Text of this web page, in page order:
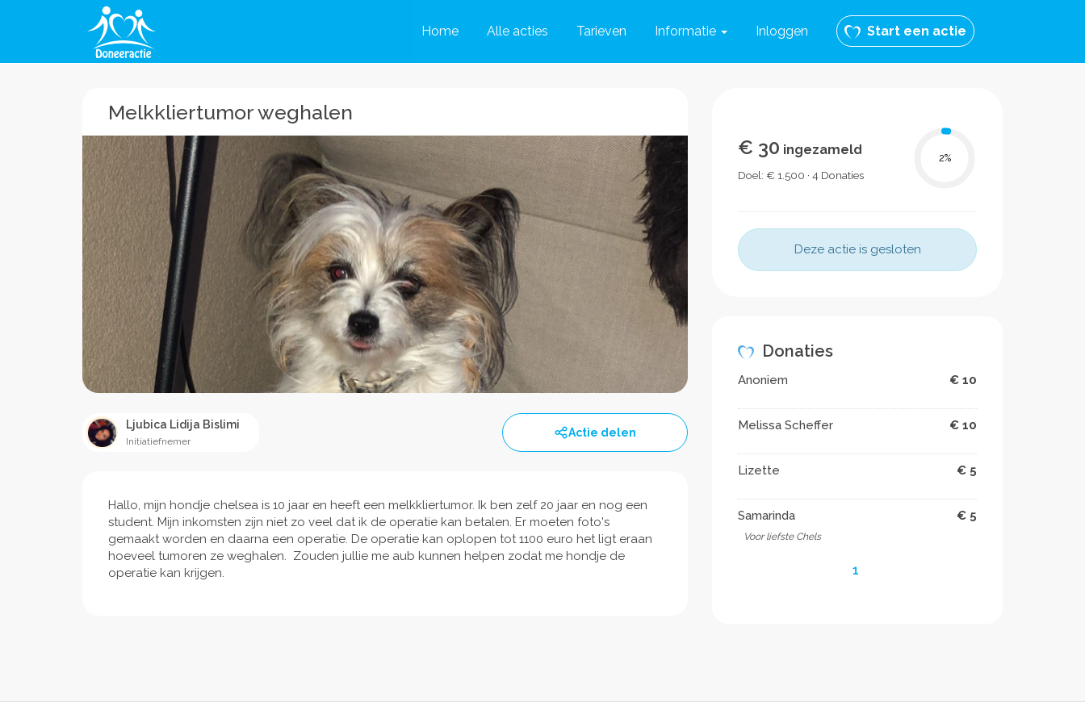
Home Alle acties Tarieven Informatie Inloggen Start een actie
Melkkliertumor weghalen
Ljubica Lidija Bislimi
Initiatiefnemer
Actie delen
Hallo, mijn hondje chelsea is 10 jaar en heeft een melkkliertumor. Ik ben zelf 20 jaar en nog een
student. Mijn inkomsten zijn niet zo veel dat ik de operatie kan betalen. Er moeten foto's
gemaakt worden en daarna een operatie. De operatie kan oplopen tot 1100 euro het ligt eraan
hoeveel tumoren ze weghalen. Zouden jullie me aub kunnen helpen zodat me hondje de
operatie kan krijgen.
€ 30 ingezameld
Doel: € 1.500 · 4 Donaties
2%
Deze actie is gesloten
Donaties
Anoniem € 10
Melissa Scheffer € 10
Lizette € 5
Samarinda € 5
Voor liefste Chels ️
1